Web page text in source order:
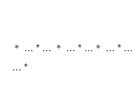
＊ … * … ＊ … * …＊ … * …
… *